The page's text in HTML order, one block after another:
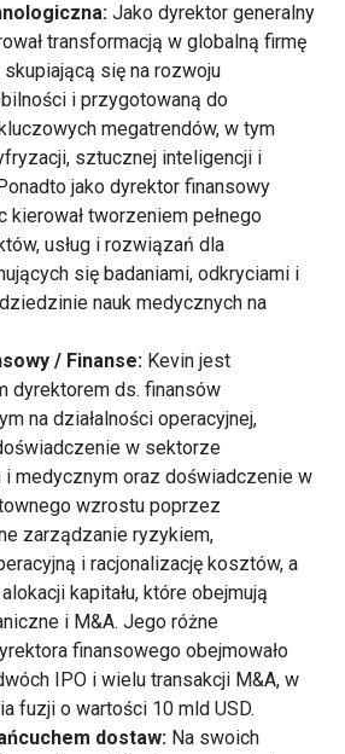
Jako dyrektor generalny
transformacją w globalną firmę
się na rozwoju
i przygotowaną do
megatrendów, w tym
sztucznej inteligencji i
jako dyrektor finansowy
kierował tworzeniem pełnego
usług i rozwiązań dla
się badaniami, odkryciami i
nauk medycznych na
/ Finanse: Kevin jest
dyrektorem ds. finansów
na działalności operacyjnej,
w sektorze
i medycznym oraz doświadczenie w
wzrostu poprzez
zarządzanie ryzykiem,
i racjonalizację kosztów, a
kapitału, które obejmują
i M&A. Jego różne
finansowego obejmowało
IPO i wielu transakcji M&A, w
fuzji o wartości 10 mld USD.
dostaw: Na swoich